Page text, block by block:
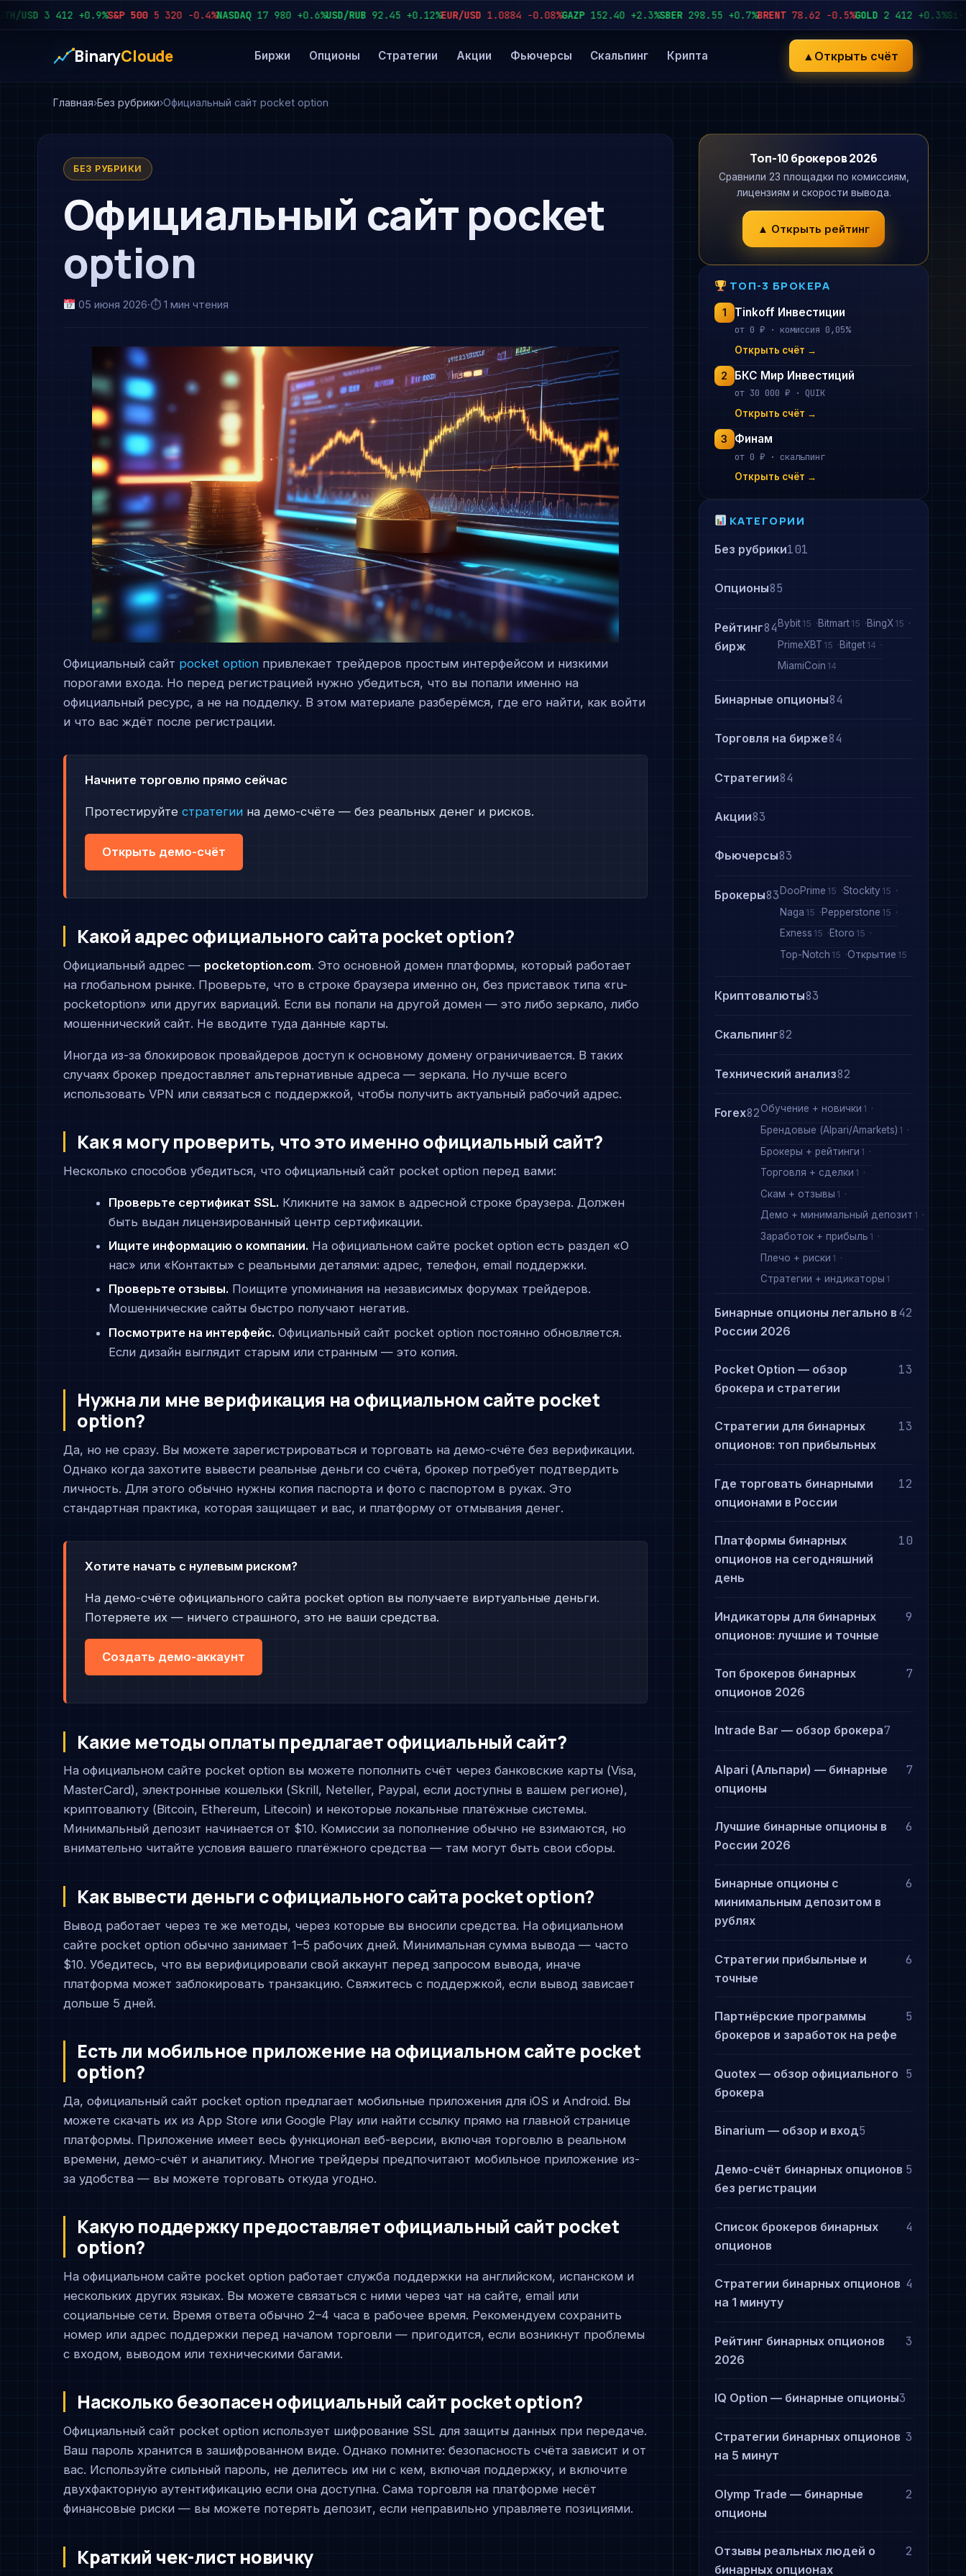
3 412 +0.9%S&P 500 5 320 −0.4%NASDAQ 17 980 +0.6%USD/RUB 92.45 +0.12%EUR/USD 1.0884 −0.08%GAZP 152.40 +2.3%SBER 298.55 +0.7%BRENT 78.62 −0.5%GOLD 2 412 +0.3%Si-
BinaryCloude Биржи Опционы Стратегии Акции Фьючерсы Скальпинг Крипта ▲ Открыть счёт
Главная Без рубрики Официальный сайт pocket option
БЕЗ РУБРИКИ
Официальный сайт pocket
option
05 июня 2026·⏱ 1 мин чтения
Официальный сайт pocket option привлекает трейдеров простым интерфейсом и низкими
порогами входа. Но перед регистрацией нужно убедиться, что вы попали именно на
официальный ресурс, а не на подделку. В этом материале разберёмся, где его найти, как войти
и что вас ждёт после регистрации.
Начните торговлю прямо сейчас
Протестируйтестратегии на демо-счёте — без реальных денег и рисков.
Открыть демо-счёт
Какой адрес официального сайта pocket option?
Официальный адрес — pocketoption.com. Это основной домен платформы, который работает
на глобальном рынке. Проверьте, что в строке браузера именно он, без приставок типа «ru-
pocketoption» или других вариаций. Если вы попали на другой домен — это либо зеркало, либо
мошеннический сайт. Не вводите туда данные карты.
Иногда из-за блокировок провайдеров доступ к основному домену ограничивается. В таких
случаях брокер предоставляет альтернативные адреса — зеркала. Но лучше всего
использовать VPN или связаться с поддержкой, чтобы получить актуальный рабочий адрес.
Как я могу проверить, что это именно официальный сайт?
Несколько способов убедиться, что официальный сайт pocket option перед вами:
Проверьте сертификат SSL.Кликните на замок в адресной строке браузера. Должен
быть выдан лицензированный центр сертификации.
Ищите информацию о компании.На официальном сайте pocket option есть раздел «О
нас» или «Контакты» с реальными деталями: адрес, телефон, email поддержки.
Проверьте отзывы.Поищите упоминания на независимых форумах трейдеров.
Мошеннические сайты быстро получают негатив.
Посмотрите на интерфейс.Официальный сайт pocket option постоянно обновляется.
Если дизайн выглядит старым или странным — это копия.
Нужна ли мне верификация на официальном сайте pocket
option?
Да, но не сразу. Вы можете зарегистрироваться и торговать на демо-счёте без верификации.
Однако когда захотите вывести реальные деньги со счёта, брокер потребует подтвердить
личность. Для этого обычно нужны копия паспорта и фото с паспортом в руках. Это
стандартная практика, которая защищает и вас, и платформу от отмывания денег.
Хотите начать с нулевым риском?
На демо-счёте официального сайта pocket option вы получаете виртуальные деньги.
Потеряете их — ничего страшного, это не ваши средства.
Создать демо-аккаунт
Какие методы оплаты предлагает официальный сайт?
На официальном сайте pocket option вы можете пополнить счёт через банковские карты (Visa,
MasterCard), электронные кошельки (Skrill, Neteller, Paypal, если доступны в вашем регионе),
криптовалюту (Bitcoin, Ethereum, Litecoin) и некоторые локальные платёжные системы.
Минимальный депозит начинается от $10. Комиссии за пополнение обычно не взимаются, но
внимательно читайте условия вашего платёжного средства — там могут быть свои сборы.
Как вывести деньги с официального сайта pocket option?
Вывод работает через те же методы, через которые вы вносили средства. На официальном
сайте pocket option обычно занимает 1–5 рабочих дней. Минимальная сумма вывода — часто
$10. Убедитесь, что вы верифицировали свой аккаунт перед запросом вывода, иначе
платформа может заблокировать транзакцию. Свяжитесь с поддержкой, если вывод зависает
дольше 5 дней.
Есть ли мобильное приложение на официальном сайте pocket
option?
Да, официальный сайт pocket option предлагает мобильные приложения для iOS и Android. Вы
можете скачать их из App Store или Google Play или найти ссылку прямо на главной странице
платформы. Приложение имеет весь функционал веб-версии, включая торговлю в реальном
времени, демо-счёт и аналитику. Многие трейдеры предпочитают мобильное приложение из-
за удобства — вы можете торговать откуда угодно.
Какую поддержку предоставляет официальный сайт pocket
option?
На официальном сайте pocket option работает служба поддержки на английском, испанском и
нескольких других языках. Вы можете связаться с ними через чат на сайте, email или
социальные сети. Время ответа обычно 2–4 часа в рабочее время. Рекомендуем сохранить
номер или адрес поддержки перед началом торговли — пригодится, если возникнут проблемы
с входом, выводом или техническими багами.
Насколько безопасен официальный сайт pocket option?
Официальный сайт pocket option использует шифрование SSL для защиты данных при передаче.
Ваш пароль хранится в зашифрованном виде. Однако помните: безопасность счёта зависит и от
вас. Используйте сильный пароль, не делитесь им ни с кем, включая поддержку, и включите
двухфакторную аутентификацию если она доступна. Сама торговля на платформе несёт
финансовые риски — вы можете потерять депозит, если неправильно управляете позициями.
Краткий чек-лист новичку
Топ-10 брокеров 2026
Сравнили 23 площадки по комиссиям,
лицензиям и скорости вывода.
▲ Открыть рейтинг
ТОП-3 БРОКЕРА
1 Tinkoff Инвестиции
от 0 ₽ · комиссия 0,05%
Открыть счёт →
2 БКС Мир Инвестиций
от 30 000 ₽ · QUIK
Открыть счёт →
3 Финам
от 0 ₽ · скальпинг
Открыть счёт →
КАТЕГОРИИ
Без рубрики101
Опционы85
Рейтинг
бирж
84 Bybit 15 Bitmart 15 BingX 15
PrimeXBT 15 Bitget 14
MiamiCoin 14
Бинарные опционы84
Торговля на бирже84
Стратегии84
Акции83
Фьючерсы83
Брокеры83 DooPrime 15 Stockity 15
Naga 15 Pepperstone 15
Exness 15 Etoro 15
Top-Notch 15 Открытие 15
Криптовалюты83
Скальпинг82
Технический анализ82
Forex82Обучение + новички 1
Брендовые (Alpari/Amarkets) 1
Брокеры + рейтинги 1
Торговля + сделки 1
Скам + отзывы 1
Демо + минимальный депозит 1
Заработок + прибыль 1
Плечо + риски 1
Стратегии + индикаторы 1
Бинарные опционы легально в
России 2026
42
Pocket Option — обзор
брокера и стратегии
13
Стратегии для бинарных
опционов: топ прибыльных
13
Где торговать бинарными
опционами в России
12
Платформы бинарных
опционов на сегодняшний
день
10
Индикаторы для бинарных
опционов: лучшие и точные
9
Топ брокеров бинарных
опционов 2026
7
Intrade Bar — обзор брокера7
Alpari (Альпари) — бинарные
опционы
7
Лучшие бинарные опционы в
России 2026
6
Бинарные опционы с
минимальным депозитом в
рублях
6
Стратегии прибыльные и
точные
6
Партнёрские программы
брокеров и заработок на рефе
5
Quotex — обзор официального
брокера
5
Binarium — обзор и вход5
Демо-счёт бинарных опционов
без регистрации
5
Список брокеров бинарных
опционов
4
Стратегии бинарных опционов
на 1 минуту
4
Рейтинг бинарных опционов
2026
3
IQ Option — бинарные опционы3
Стратегии бинарных опционов
на 5 минут
3
Olymp Trade — бинарные
опционы
2
Отзывы реальных людей о
бинарных опционах
2